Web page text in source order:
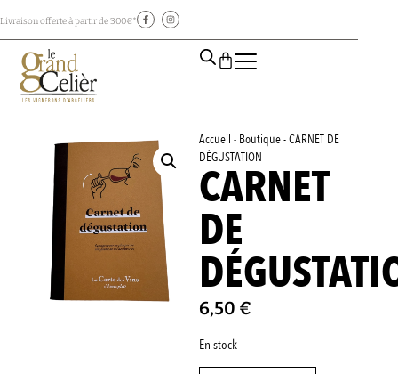
Livraison offerte à partir de 300€*
Accueil - Boutique-CARNET DE
DÉGUSTATION
CARNET
DE
6,50 €
En stock